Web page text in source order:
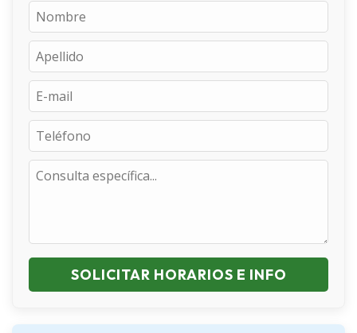
Taller de observaciones.
Bolilla II
Nociones básicas de la anatomía del
cuerpo humano (Parte I y II).
Bolilla III
Presión arterial y pulso.
SOLICITAR HORARIOS E INFO